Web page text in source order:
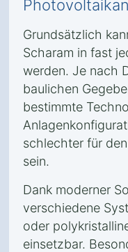
Grundsätzlich
Scharam in fast
werden. Je nach
baulichen
bestimmte
schlechter für
sein.
Dank moderner
verschiedene
oder
einsetzbar.